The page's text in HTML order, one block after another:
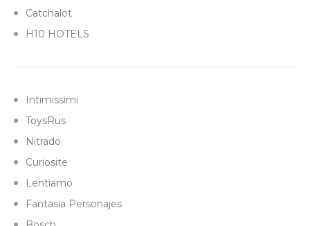
Catchalot
H10 HOTELS
Intimissimi
ToysRus
Nitrado
Curiosite
Lentiamo
Fantasia Personajes